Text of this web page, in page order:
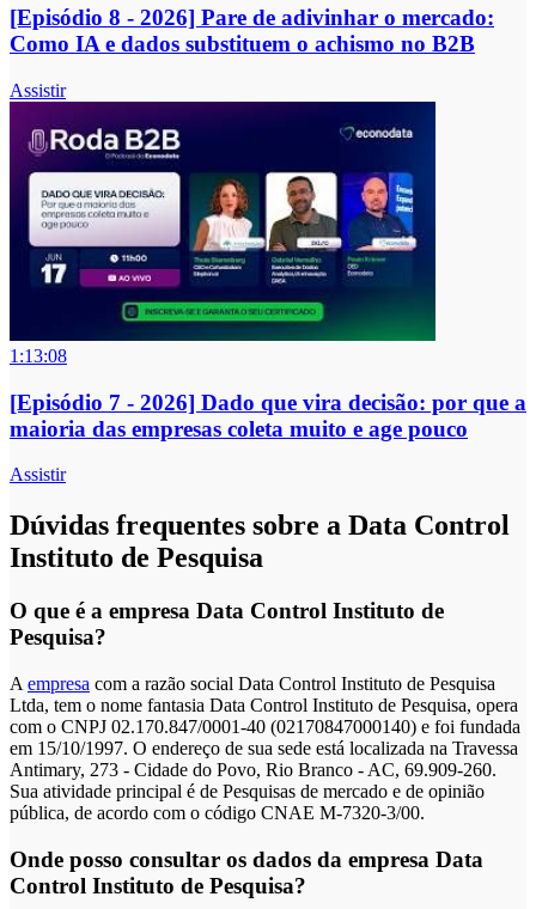
[Episódio 8 - 2026] Pare de adivinhar o mercado:
Como IA e dados substituem o achismo no B2B
Assistir
1:13:08
[Episódio 7 - 2026] Dado que vira decisão: por que a
maioria das empresas coleta muito e age pouco
Assistir
Dúvidas frequentes sobre a Data Control
Instituto de Pesquisa
O que é a empresa Data Control Instituto de
Pesquisa?
A empresa com a razão social Data Control Instituto de Pesquisa
Ltda, tem o nome fantasia Data Control Instituto de Pesquisa, opera
com o CNPJ 02.170.847/0001-40 (02170847000140) e foi fundada
em 15/10/1997. O endereço de sua sede está localizada na Travessa
Antimary, 273 - Cidade do Povo, Rio Branco - AC, 69.909-260.
Sua atividade principal é de Pesquisas de mercado e de opinião
pública, de acordo com o código CNAE M-7320-3/00.
Onde posso consultar os dados da empresa Data
Control Instituto de Pesquisa?